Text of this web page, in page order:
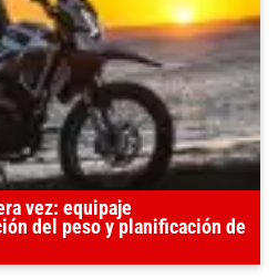
vez: equipaje
del peso y planificación de